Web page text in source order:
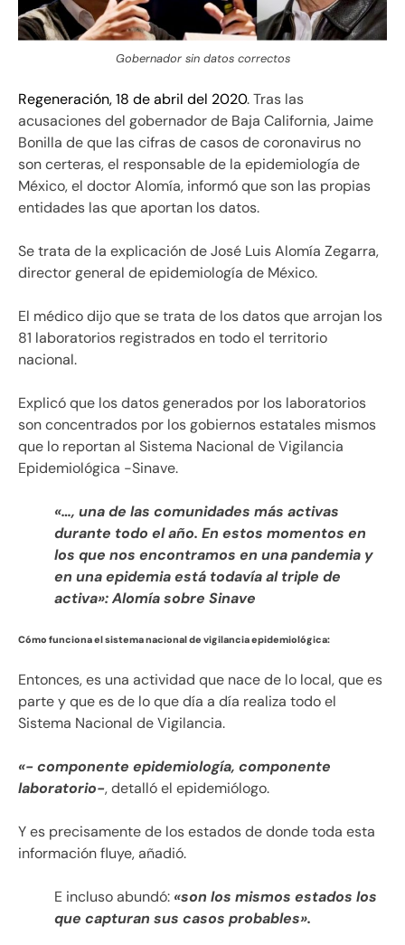
Gobernador sin datos correctos
Regeneración, 18 de abril del 2020. Tras las
acusaciones del gobernador de Baja California, Jaime
Bonilla de que las cifras de casos de coronavirus no
son certeras, el responsable de la epidemiología de
México, el doctor Alomía, informó que son las propias
entidades las que aportan los datos.
Se trata de la explicación de José Luis Alomía Zegarra,
director general de epidemiología de México.
El médico dijo que se trata de los datos que arrojan los
81 laboratorios registrados en todo el territorio
nacional.
Explicó que los datos generados por los laboratorios
son concentrados por los gobiernos estatales mismos
que lo reportan al Sistema Nacional de Vigilancia
Epidemiológica -Sinave.
«…, una de las comunidades más activas
durante todo el año. En estos momentos en
los que nos encontramos en una pandemia y
en una epidemia está todavía al triple de
activa»: Alomía sobre Sinave
Cómo funciona el sistema nacional de vigilancia epidemiológica:
Entonces, es una actividad que nace de lo local, que es
parte y que es de lo que día a día realiza todo el
Sistema Nacional de Vigilancia.
«- componente epidemiología, componente
laboratorio-, detalló el epidemiólogo.
Y es precisamente de los estados de donde toda esta
información fluye, añadió.
E incluso abundó: «son los mismos estados los
que capturan sus casos probables».